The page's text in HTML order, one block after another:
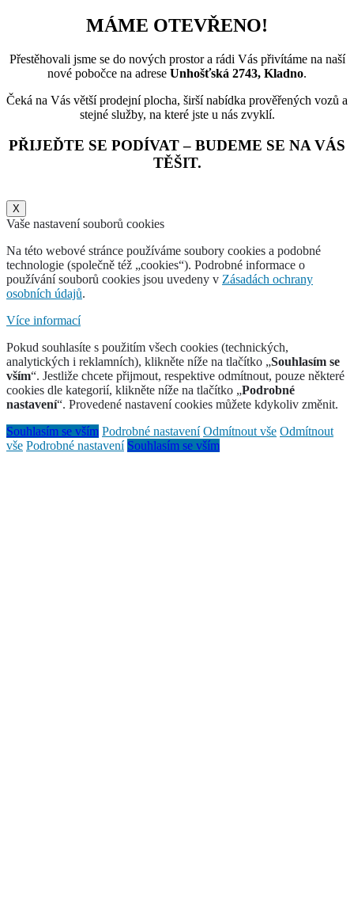
MÁME OTEVŘENO!
Přestěhovali jsme se do nových prostor a rádi Vás přivítáme na naší
nové pobočce na adrese Unhošťská 2743, Kladno.
Čeká na Vás větší prodejní plocha, širší nabídka prověřených vozů a
stejné služby, na které jste u nás zvyklí.
PŘIJEĎTE SE PODÍVAT – BUDEME SE NA VÁS
TĚŠIT.
X
Vaše nastavení souborů cookies
Na této webové stránce používáme soubory cookies a podobné
technologie (společně též „cookies“). Podrobné informace o
používání souborů cookies jsou uvedeny v Zásadách ochrany
osobních údajů.
Více informací
Pokud souhlasíte s použitím všech cookies (technických,
analytických i reklamních), klikněte níže na tlačítko „Souhlasím se
vším“. Jestliže chcete přijmout, respektive odmítnout, pouze některé
cookies dle kategorií, klikněte níže na tlačítko „Podrobné
nastavení“. Provedené nastavení cookies můžete kdykoliv změnit.
Souhlasím se vším Podrobné nastavení Odmítnout vše Odmítnout
vše Podrobné nastavení Souhlasím se vším